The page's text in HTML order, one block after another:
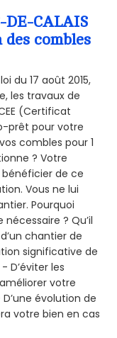
DE-CALAIS
des combles
du 17 août 2015,
les travaux de
(Certificat
prêt pour votre
combles pour 1
? Votre
de ce
Vous ne lui
Pourquoi
? Qu’il
chantier de
significative de
D’éviter les
votre
évolution de
votre bien en cas